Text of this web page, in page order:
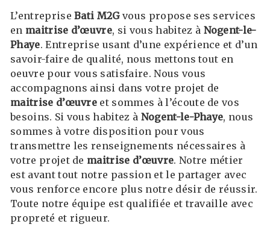
L’entrepriseBati M2Gvous propose ses services
en maitrise d’œuvre, si vous habitez à Nogent-le-
Phaye. Entreprise usant d’une expérience et d’un
savoir-faire de qualité, nous mettons tout en
oeuvre pour vous satisfaire. Nous vous
accompagnons ainsi dans votre projet de
maitrise d’œuvre et sommes à l’écoute de vos
besoins. Si vous habitez à Nogent-le-Phaye, nous
sommes à votre disposition pour vous
transmettre les renseignements nécessaires à
votre projet de maitrise d’œuvre. Notre métier
est avant tout notre passion et le partager avec
vous renforce encore plus notre désir de réussir.
Toute notre équipe est qualifiée et travaille avec
propreté et rigueur.